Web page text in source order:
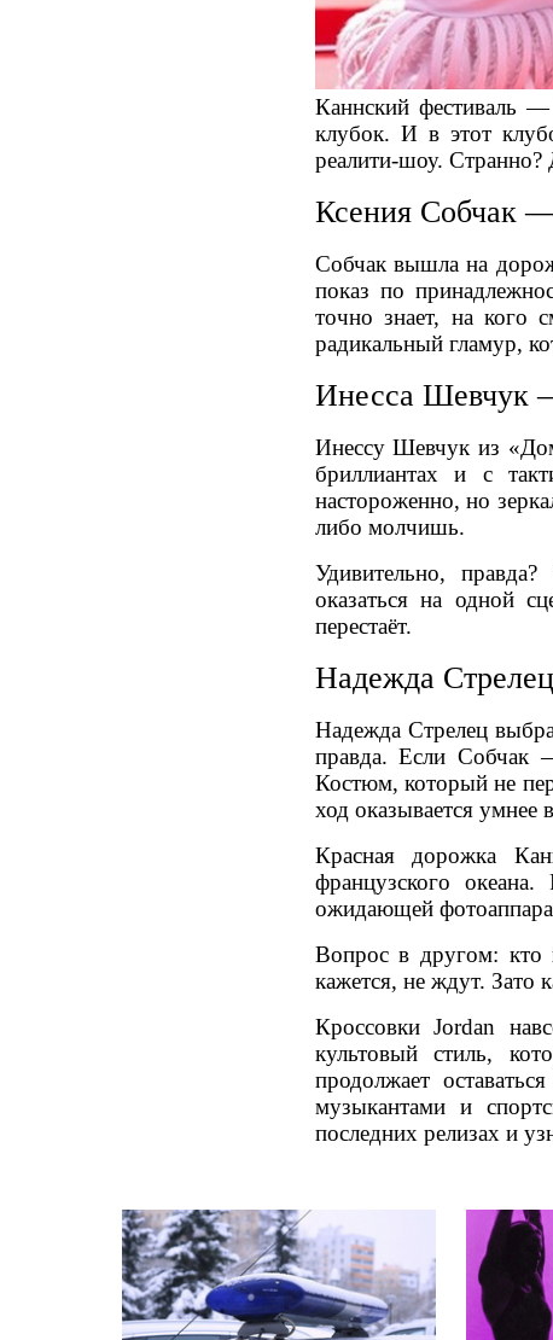
Каннский фестиваль
клубок. И в этот
реалити-шоу.
Ксения Собчак
Собчак вышла на
показ по
точно знает, на кого
радикальный гламур,
Инесса Шевчук
Инессу Шевчук из
бриллиантах и с
настороженно, но
либо молчишь.
Удивительно,
оказаться на одной
перестаёт.
Надежда
Надежда Стрелец
правда. Если Собчак
Костюм, который не
ход оказывается умнее
Красная дорожка
французского
ожидающей
Вопрос в другом: кто
кажется, не ждут.
Кроссовки Jordan
культовый стиль,
продолжает
музыкантами и
последних релизах и